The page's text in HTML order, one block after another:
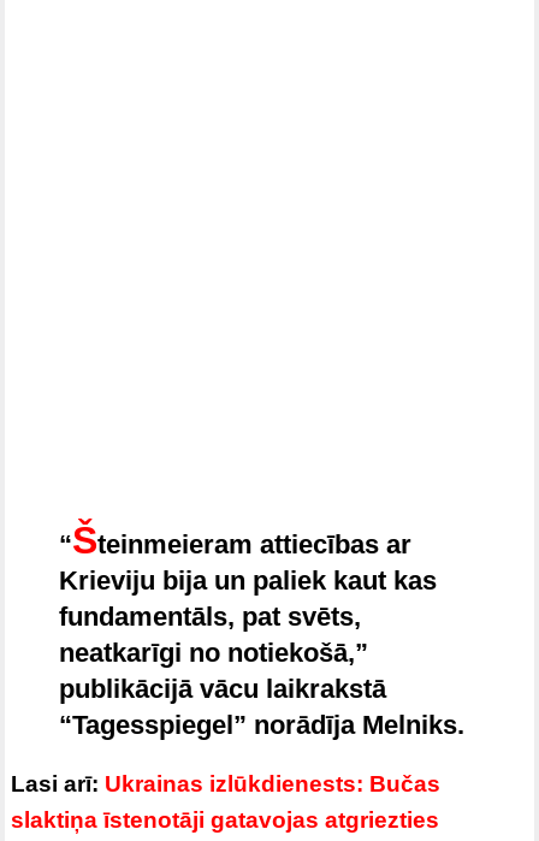
“Šteinmeieram attiecības ar
Krieviju bija un paliek kaut kas
fundamentāls, pat svēts,
neatkarīgi no notiekošā,”
publikācijā vācu laikrakstā
“Tagesspiegel” norādīja Melniks.
Lasi arī: Ukrainas izlūkdienests: Bučas
slaktiņa īstenotāji gatavojas atgriezties